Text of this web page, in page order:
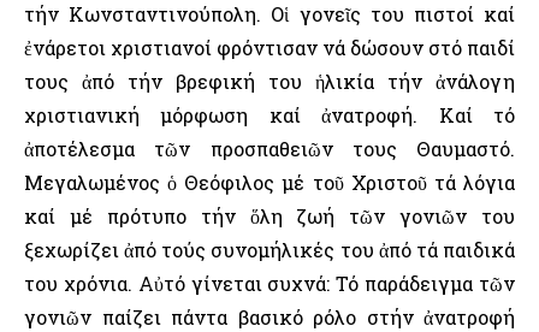
τήν Κωνσταντινούπολη. Οἱ γονεῖς του πιστοί καί
ἐνάρετοι χριστιανοί φρόντισαν νά δώσουν στό παιδί
τους ἀπό τήν βρεφική του ἡλικία τήν ἀνάλογη
χριστιανική μόρφωση καί ἀνατροφή. Καί τό
ἀποτέλεσμα τῶν προσπαθειῶν τους Θαυμαστό.
Μεγαλωμένος ὁ Θεόφιλος μέ τοῦ Χριστοῦ τά λόγια
καί μέ πρότυπο τήν ὅλη ζωή τῶν γονιῶν του
ξεχωρίζει ἀπό τούς συνομήλικές του ἀπό τά παιδικά
του χρόνια. Αὐτό γίνεται συχνά: Τό παράδειγμα τῶν
γονιῶν παίζει πάντα βασικό ρόλο στήν ἀνατροφή